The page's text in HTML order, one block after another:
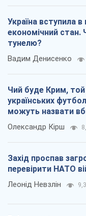
Україна вступила
економічний стан.
тунелю?
Вадим Денисенко
Чий буде Крим,
українських
можуть назвати
Олександр Кірш
Захід проспав
перевірити НАТО
Леонід Невзлін